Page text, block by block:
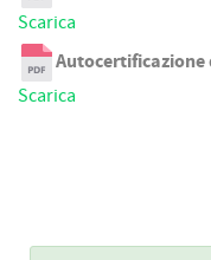
Scarica
Autocertificazione
Scarica